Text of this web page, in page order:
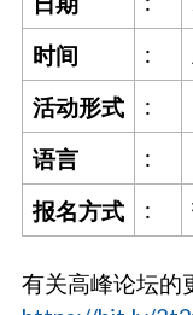
时间
:
活动形式
:
语言
:
报名方式
:
有关高峰论坛的